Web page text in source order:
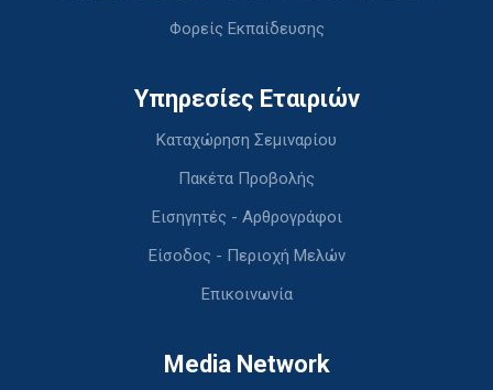
Φορείς Εκπαίδευσης
Υπηρεσίες Εταιριών
Καταχώρηση Σεμιναρίου
Πακέτα Προβολής
Εισηγητές - Αρθρογράφοι
Είσοδος - Περιοχή Μελών
Επικοινωνία
Media Network